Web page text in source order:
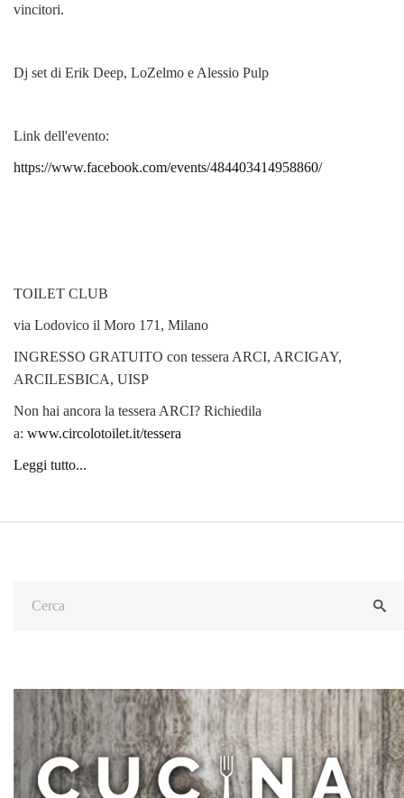
vincitori.
Dj set di Erik Deep, LoZelmo e Alessio Pulp
Link dell'evento:
https://www.facebook.com/events/484403414958860/
TOILET CLUB
via Lodovico il Moro 171, Milano
INGRESSO GRATUITO con tessera ARCI, ARCIGAY,
ARCILESBICA, UISP
Non hai ancora la tessera ARCI? Richiedila
a: www.circolotoilet.it/tessera
Leggi tutto...